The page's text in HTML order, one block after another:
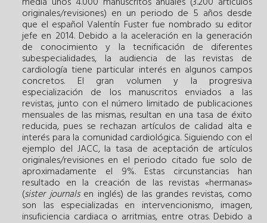
originales/revisiones) en un periodo de 5 años desde
que el español Valentín Fuster fue nombrado su editor
jefe en 2014. Debido a la aceleración en la generación
de conocimiento y la tecnificación de diferentes
subespecialidades, la audiencia de las revistas de
cardiología tiene particular interés en algunos campos
concretos. El gran volumen y la progresiva
especialización de los manuscritos enviados a las
revistas, junto con el número limitado de publicaciones
mensuales de las mismas, resultan en una tasa de éxito
reducida, pues se rechazan artículos de calidad alta e
interés para la comunidad cardiológica. Siguiendo con el
ejemplo del JACC, la tasa de aceptación de artículos
originales/revisiones en el periodo citado fue solo de
aproximadamente el 9%. Estas circunstancias han
resultado en la creación de las revistas «hermanas»
(sister journalsen inglés) de las grandes revistas, como
son las especializadas en intervencionismo, imagen,
insuficiencia cardiaca o arritmias, entre otras. Debido a